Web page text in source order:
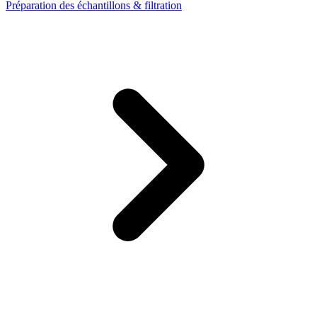
Préparation des échantillons & filtration